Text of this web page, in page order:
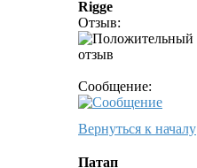
Rigge
Отзыв:
Сообщение:
Вернуться к началу
Патап